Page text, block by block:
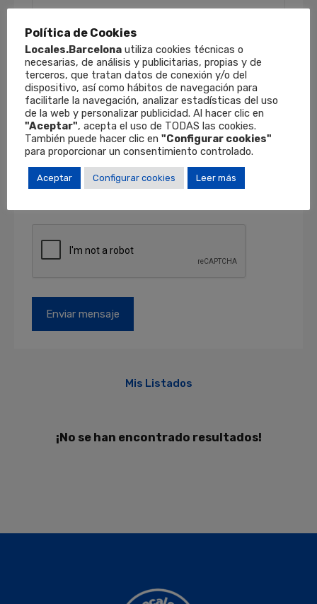
He leído y acepto laPolítica de Privacidad
Finalidades: Responder a sus solicitudes y
remitirle información comercial de nuestros
productos y servicios, incluso por medios
electrónicos.Derechos: Puede retirar su
consentimiento en cualquier momento, así
como acceder, rectificar y suprimir sus datos y
otros derechos en locales@locales.barcelona.
Más información en el apartado de
Mis Listados
¡No se han encontrado resultados!
Política de Cookies
Locales.Barcelona utiliza cookies técnicas o
necesarias, de análisis y publicitarias, propias y de
terceros, que tratan datos de conexión y/o del
dispositivo, así como hábitos de navegación para
facilitarle la navegación, analizar estadísticas del uso
de la web y personalizar publicidad. Al hacer clic en
"Aceptar", acepta el uso de TODAS las cookies.
También puede hacer clic en "Configurar cookies"
para proporcionar un consentimiento controlado.
Aceptar Configurar cookies Leer más